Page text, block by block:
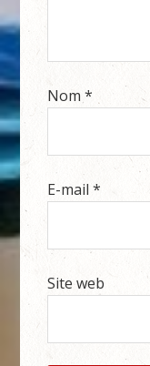
Nom*
E-mail*
Site web